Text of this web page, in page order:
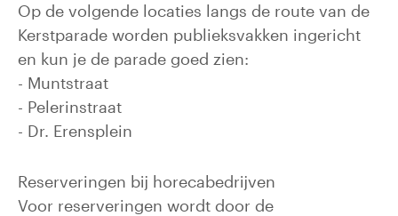
Op de volgende locaties langs de route van de
Kerstparade worden publieksvakken ingericht
en kun je de parade goed zien:
- Muntstraat
- Pelerinstraat
- Dr. Erensplein
Reserveringen bij horecabedrijven
Voor reserveringen wordt door de